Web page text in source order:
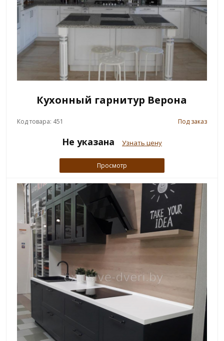
Кухонный гарнитур Верона
Код товара: 451 Под заказ
Не указана Узнать цену
Просмотр